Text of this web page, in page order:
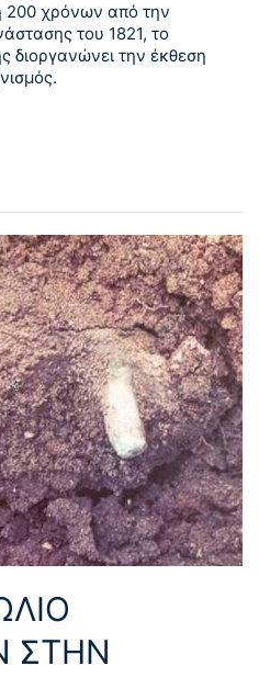
χρόνων από την
του 1821, το
διοργανώνει την έκθεση
ΣΤΗΝ